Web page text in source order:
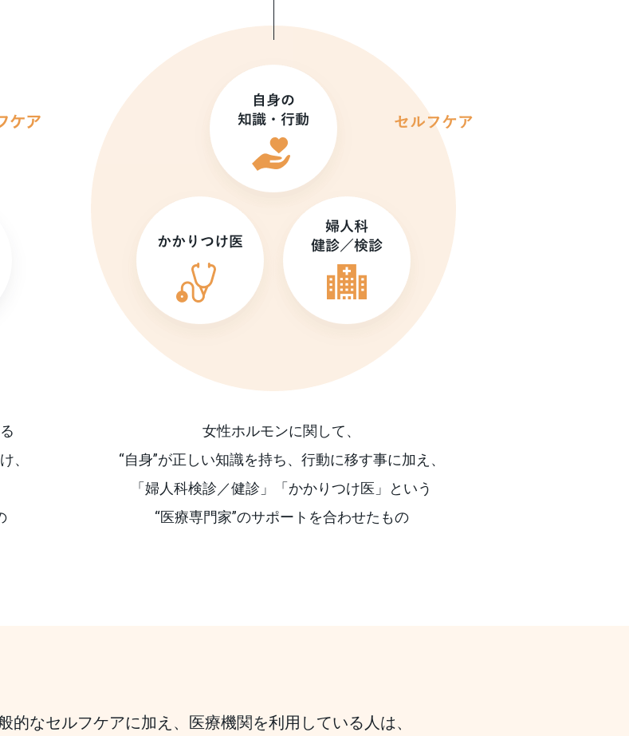
、
女性ホルモンに関して、
“自身”が正しい知識を持ち、行動に移す事に加え、
「婦人科検診／健診」「かかりつけ医」という
“医療専門家”のサポートを合わせたもの
的なセルフケアに加え、医療機関を利用している人は、